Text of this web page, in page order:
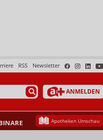
Newsletter
RSS
ANMELDEN
Apotheken Umschau